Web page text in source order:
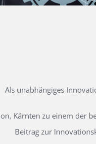
Als unabhängiges
Kärnten zu einem der
Beitrag zur